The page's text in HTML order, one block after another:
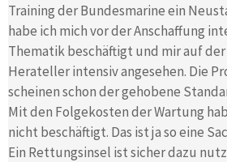
Training der Bundesmarine ein
habe ich mich vor der Anschaffung
Thematik beschäftigt und mir auf
Herateller intensiv angesehen. Die
scheinen schon der gehobene
Mit den Folgekosten der Wartung
nicht beschäftigt. Das ist ja so eine
Ein Rettungsinsel ist sicher dazu